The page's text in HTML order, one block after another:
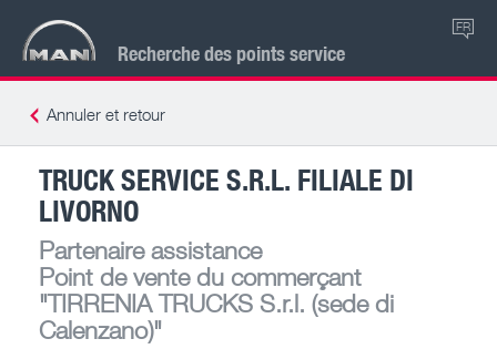
Recherche des points service
FR
Annuler et retour
TRUCK SERVICE S.R.L. FILIALE DI
LIVORNO
Partenaire assistance
Point de vente du commerçant
"TIRRENIA TRUCKS S.r.l. (sede di
Calenzano)"